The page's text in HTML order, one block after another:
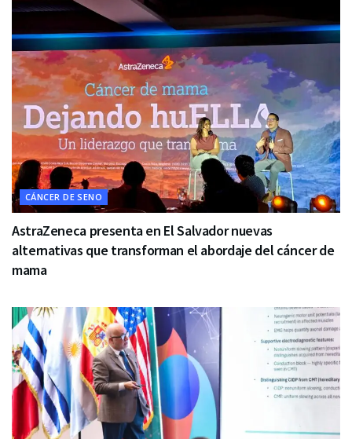
CÁNCER DE SENO
AstraZeneca presenta en El Salvador nuevas
alternativas que transforman el abordaje del cáncer de
mama